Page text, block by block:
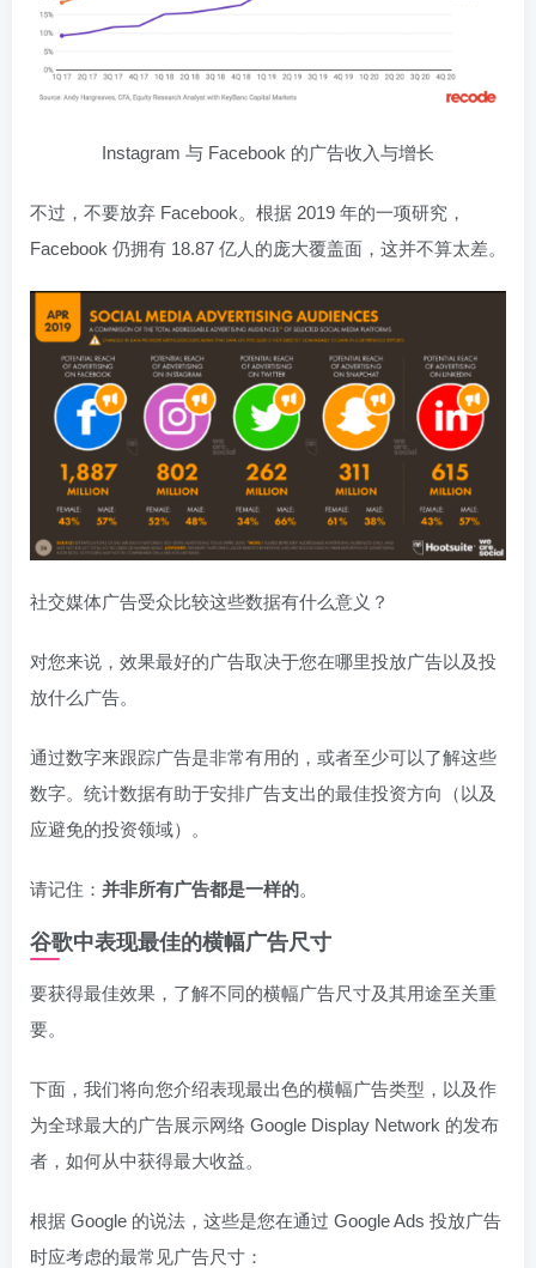
Instagram 与 Facebook 的广告收入与增长
不过，不要放弃 Facebook。根据 2019 年的一项研究，
Facebook 仍拥有 18.87 亿人的庞大覆盖面，这并不算太差。
社交媒体广告受众比较这些数据有什么意义？
对您来说，效果最好的广告取决于您在哪里投放广告以及投
放什么广告。
通过数字来跟踪广告是非常有用的，或者至少可以了解这些
数字。统计数据有助于安排广告支出的最佳投资方向（以及
应避免的投资领域）。
请记住： 并非所有广告都是一样的。
谷歌中表现最佳的横幅广告尺寸
要获得最佳效果，了解不同的横幅广告尺寸及其用途至关重
要。
下面，我们将向您介绍表现最出色的横幅广告类型，以及作
为全球最大的广告展示网络 Google Display Network 的发布
者，如何从中获得最大收益。
根据 Google 的说法，这些是您在通过 Google Ads 投放广告
时应考虑的最常见广告尺寸：